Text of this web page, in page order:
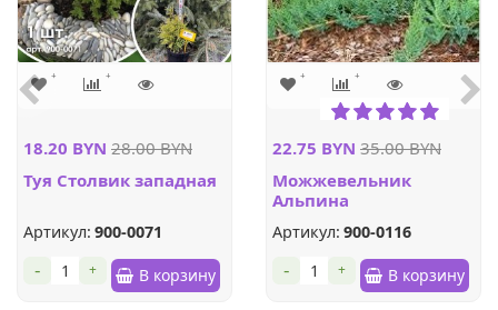
18.20 BYN 28.00 BYN
Туя Столвик западная
Артикул: 900-0071
+
- В корзину
22.75 BYN 35.00 BYN
Можжевельник
Альпина
Артикул: 900-0116
+
- В корзину